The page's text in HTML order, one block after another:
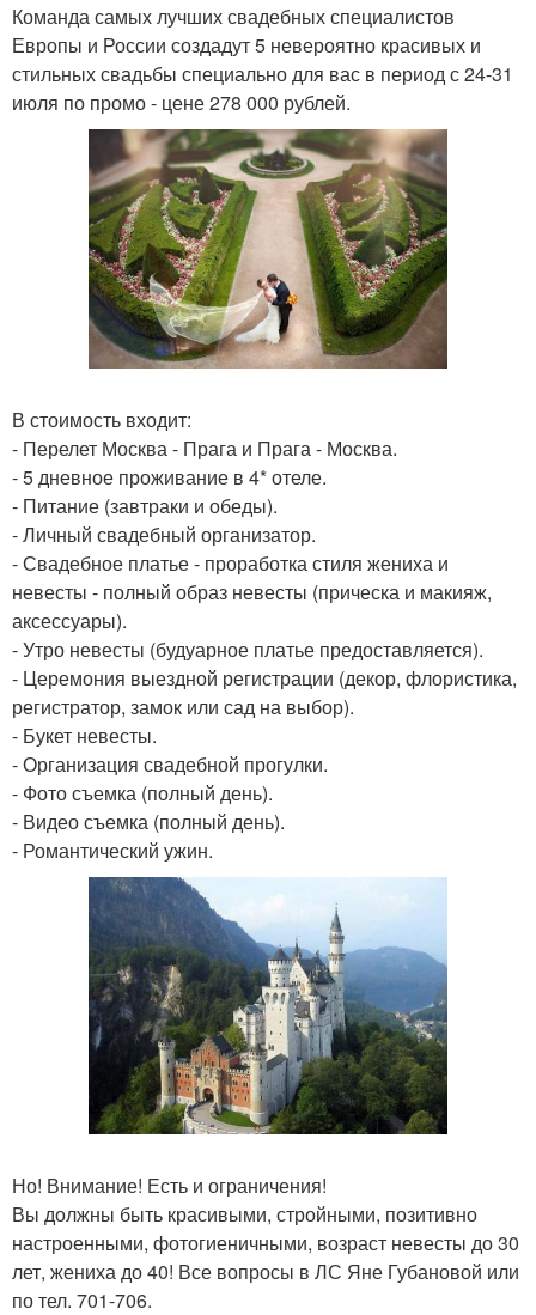
Команда самых лучших свадебных специалистов
Европы и России создадут 5 невероятно красивых и
стильных свадьбы специально для вас в период с 24-31
июля по промо - цене 278 000 рублей.
В стоимость входит:
- Перелет Москва - Прага и Прага - Москва.
- 5 дневное проживание в 4* отеле.
- Питание (завтраки и обеды).
- Личный свадебный организатор.
- Свадебное платье - проработка стиля жениха и
невесты - полный образ невесты (прическа и макияж,
аксессуары).
- Утро невесты (будуарное платье предоставляется).
- Церемония выездной регистрации (декор, флористика,
регистратор, замок или сад на выбор).
- Букет невесты.
- Организация свадебной прогулки.
- Фото съемка (полный день).
- Видео съемка (полный день).
- Романтический ужин.
Но! Внимание! Есть и ограничения!
Вы должны быть красивыми, стройными, позитивно
настроенными, фотогиеничными, возраст невесты до 30
лет, жениха до 40! Все вопросы в ЛС Яне Губановой или
по тел. 701-706.